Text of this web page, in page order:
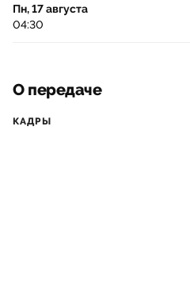
Пн, 17 августа
04:30
О передаче
КАДРЫ